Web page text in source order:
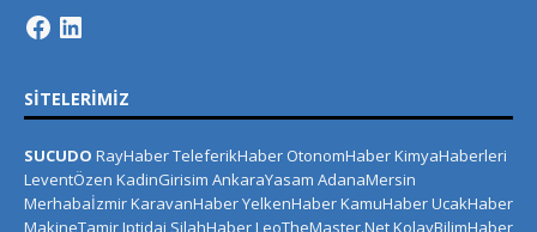
SITELERIMIZ
SUCUDO RayHaberTeleferikHaber OtonomHaberKimyaHaberleri
LeventÖzen KadinGirisim AnkaraYasam AdanaMersin
MerhabaİzmirKaravanHaberYelkenHaberKamuHaberUcakHaber
MakineTamirIptidai SilahHaberLeoTheMaster.NetKolayBilimHaber